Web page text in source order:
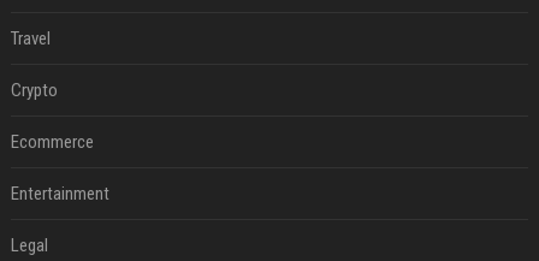
Travel
Crypto
Ecommerce
Entertainment
Legal